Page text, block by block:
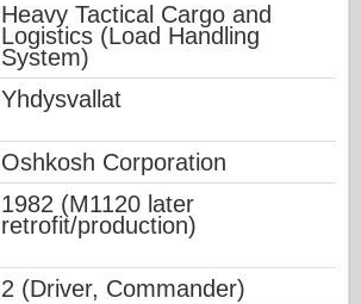
Heavy Tactical Cargo and
Logistics (Load Handling
System)
Yhdysvallat
Oshkosh Corporation
1982 (M1120 later
retrofit/production)
2 (Driver, Commander)